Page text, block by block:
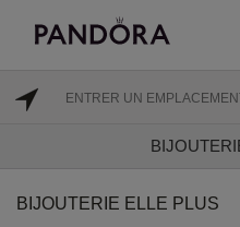
BIJOUTERIE ELLE PLUS